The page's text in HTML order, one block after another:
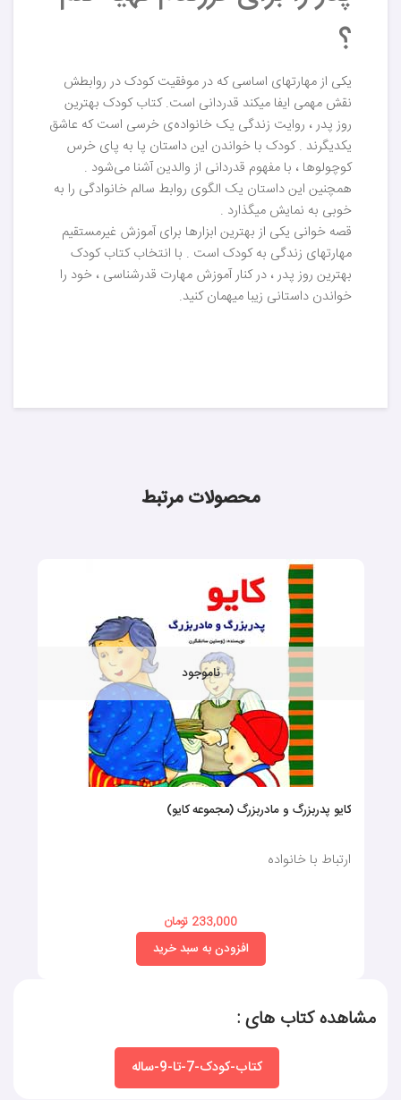
؟
یکی از مهارتهای اساسی که در موفقیت کودک در روابطش
نقش مهمی ایفا میکند قدردانی است. کتاب کودک بهترین
روز پدر ، روایت زندگی یک خانواده‌ی خرسی است که عاشق
یکدیگرند . کودک با خواندن این داستان پا به پای خرس
کوچولوها ، با مفهوم قدردانی از والدین آشنا می‌شود .
همچنین این داستان یک الگوی روابط سالم خانوادگی را به
خوبی به نمایش میگذارد .
قصه خوانی یکی از بهترین ابزارها برای آموزش غیرمستقیم
مهارتهای زندگی به کودک است . با انتخاب کتاب کودک
بهترین روز پدر ، در کنار آموزش مهارت قدرشناسی ، خود را
خواندن داستانی زیبا میهمان کنید.
محصولات مرتبط
ناموجود
کایو پدربزرگ و مادربزرگ (مجموعه کایو)
ارتباط با خانواده
233,000 تومان
افزودن به سبد خرید
مشاهده کتاب های :
کتاب-کودک-7-تا-9-ساله